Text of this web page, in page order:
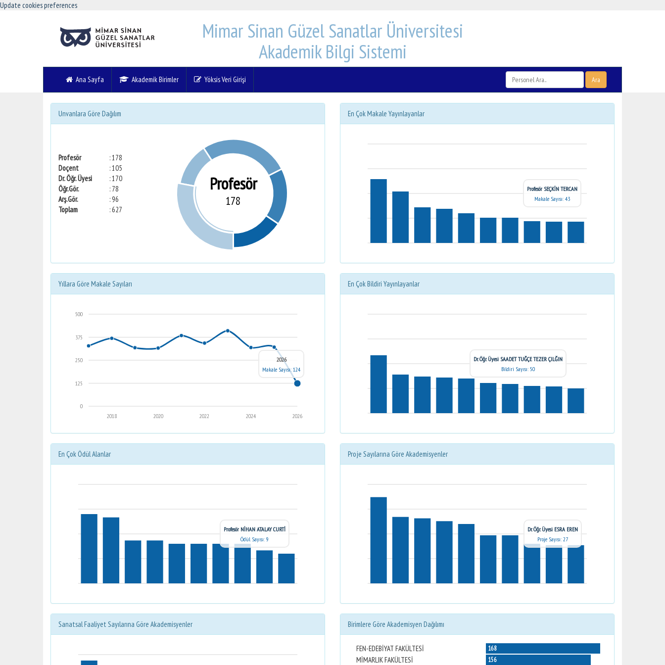
Update cookies preferences
Mimar Sinan Güzel Sanatlar Üniversitesi
Akademik Bilgi Sistemi
Ana Sayfa Akademik Birimler Yöksis Veri Girişi Ara
Unvanlara Göre Dağılım
Profesör
: 178
Doçent
: 105
Dr. Öğr. Üyesi
: 170
Öğr.Gör.
: 78
Arş.Gör.
: 96
Toplam
: 627
Profesör
178
En Çok Makale Yayınlayanlar
Profesör SEÇKİN TERCAN
Makale Sayısı: 43
Yıllara Göre Makale Sayıları
0
125
250
375
500
2026
2024
2022
2020
2018
2026
Makale Sayısı: 124
En Çok Bildiri Yayınlayanlar
Dr. Öğr. Üyesi SAADET TUĞÇE TEZER ÇILĞIN
Bildiri Sayısı: 50
En Çok Ödül Alanlar
Profesör NİHAN ATALAY CURTİ
Ödül Sayısı: 9
Proje Sayılarına Göre Akademisyenler
Dr. Öğr. Üyesi ESRA EREN
Proje Sayısı: 27
Sanatsal Faaliyet Sayılarına Göre Akademisyenler Birimlere Göre Akademisyen Dağılımı
FEN-EDEBİYAT FAKÜLTESİ
MİMARLIK FAKÜLTESİ
168
156